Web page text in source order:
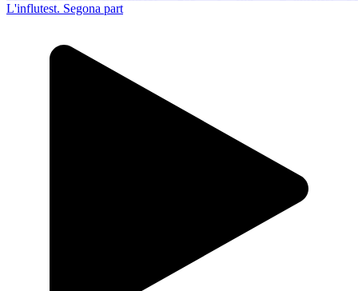
L'influtest. Segona part